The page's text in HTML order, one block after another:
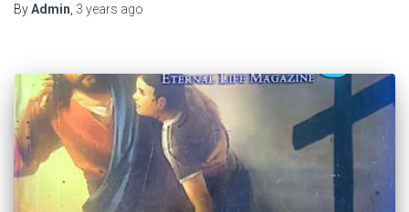
ByAdmin 3 years ago